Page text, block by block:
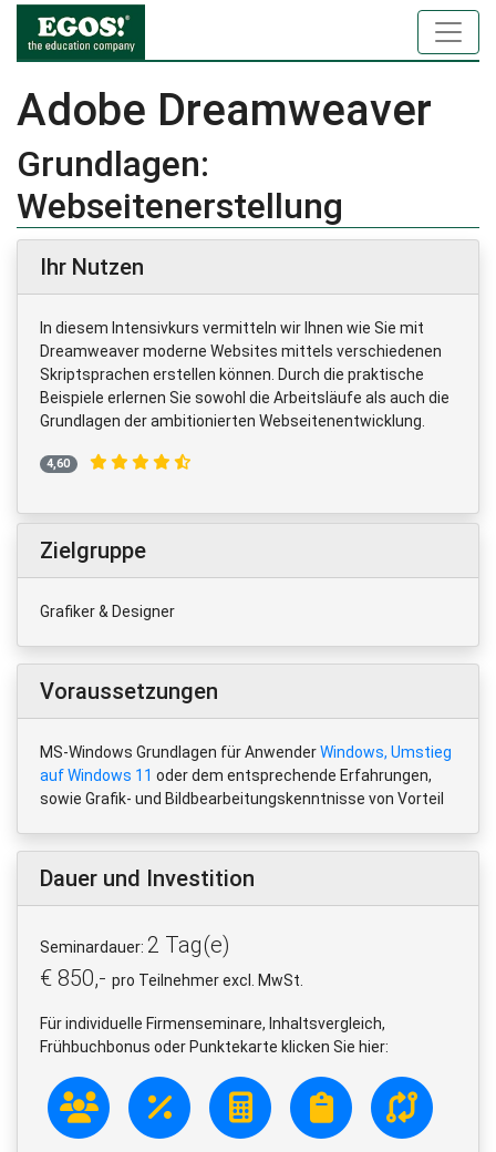
Adobe Dreamweaver
Grundlagen:
Webseitenerstellung
Ihr Nutzen
In diesem Intensivkurs vermitteln wir Ihnen wie Sie mit
Dreamweaver moderne Websites mittels verschiedenen
Skriptsprachen erstellen können. Durch die praktische
Beispiele erlernen Sie sowohl die Arbeitsläufe als auch die
Grundlagen der ambitionierten Webseitenentwicklung.
4,60
Zielgruppe
Grafiker & Designer
Voraussetzungen
MS-Windows Grundlagen für AnwenderWindows, Umstieg
auf Windows 11 oder dem entsprechende Erfahrungen,
sowie Grafik- und Bildbearbeitungskenntnisse von Vorteil
Dauer und Investition
Seminardauer: 2 Tag(e)
€ 850,- pro Teilnehmer excl. MwSt.
Für individuelle Firmenseminare, Inhaltsvergleich,
Frühbuchbonus oder Punktekarte klicken Sie hier: